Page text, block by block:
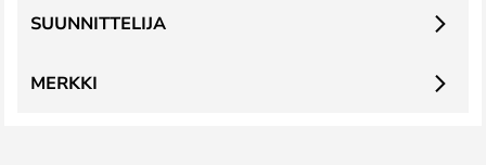
SUUNNITTELIJA
MERKKI